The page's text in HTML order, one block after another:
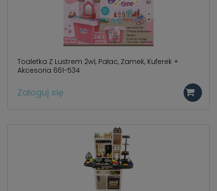
Toaletka Z Lustrem 2w1, Pałac, Zamek, Kuferek +
Akcesoria 661-534
Zaloguj się